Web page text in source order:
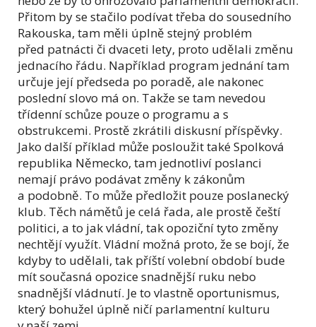
Přitom by se stačilo podívat třeba do sousedního
Rakouska, tam měli úplně stejný problém
před patnácti či dvaceti lety, proto udělali změnu
jednacího řádu. Například program jednání tam
určuje její předseda po poradě, ale nakonec
poslední slovo má on. Takže se tam nevedou
třídenní schůze pouze o programu a s
obstrukcemi. Prostě zkrátili diskusní příspěvky.
Jako další příklad může posloužit také Spolková
republika Německo, tam jednotliví poslanci
nemají právo podávat změny k zákonům
a podobně. To může předložit pouze poslanecký
klub. Těch námětů je celá řada, ale prostě čeští
politici, a to jak vládní, tak opoziční tyto změny
nechtějí využít. Vládní možná proto, že se bojí, že
kdyby to udělali, tak příští volební období bude
mít současná opozice snadnější ruku nebo
snadnější vládnutí. Je to vlastně oportunismus,
který bohužel úplně ničí parlamentní kulturu